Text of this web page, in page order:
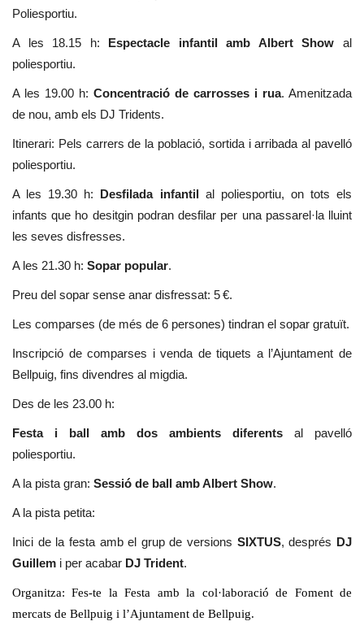
Poliesportiu.
A les 18.15 h: Espectacle infantil amb Albert Show al
poliesportiu.
A les 19.00 h: Concentració de carrosses i rua. Amenitzada
de nou, amb els DJ Tridents.
Itinerari: Pels carrers de la població, sortida i arribada al pavelló
poliesportiu.
A les 19.30 h: Desfilada infantil al poliesportiu, on tots els
infants que ho desitgin podran desfilar per una passarel·la lluint
les seves disfresses.
A les 21.30 h: Sopar popular.
Preu del sopar sense anar disfressat: 5 €.
Les comparses (de més de 6 persones) tindran el sopar gratuït.
Inscripció de comparses i venda de tiquets a l’Ajuntament de
Bellpuig, fins divendres al migdia.
Des de les 23.00 h:
Festa i ball amb dos ambients diferents al pavelló
poliesportiu.
A la pista gran: Sessió de ball amb Albert Show.
A la pista petita:
Inici de la festa amb el grup de versions SIXTUS, després DJ
Guillem i per acabar DJ Trident.
Organitza: Fes-te la Festa amb la col·laboració de Foment de
mercats de Bellpuig i l’Ajuntament de Bellpuig.